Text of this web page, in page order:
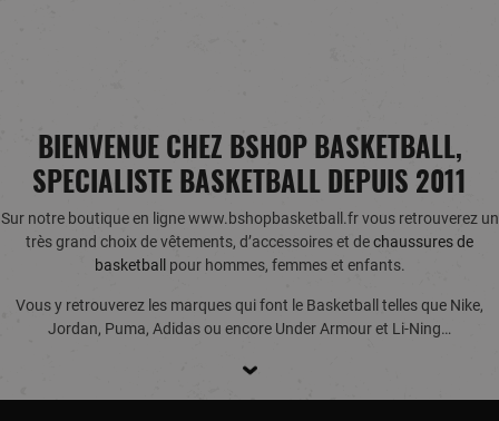
BIENVENUE CHEZ BSHOP BASKETBALL,
SPECIALISTE BASKETBALL DEPUIS 2011
Sur notre boutique en ligne www.bshopbasketball.fr vous retrouverez un
très grand choix de vêtements, d’accessoires et dechaussures de
basketball
pour hommes, femmes et enfants.
Vous y retrouverez les marques qui font le Basketball telles que Nike,
Jordan, Puma, Adidas ou encore Under Armour et Li-Ning…
<>